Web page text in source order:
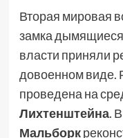
Вторая мировая
замка
власти приняли
довоенном виде.
проведена на
Лихтенштейна.
Мальборк